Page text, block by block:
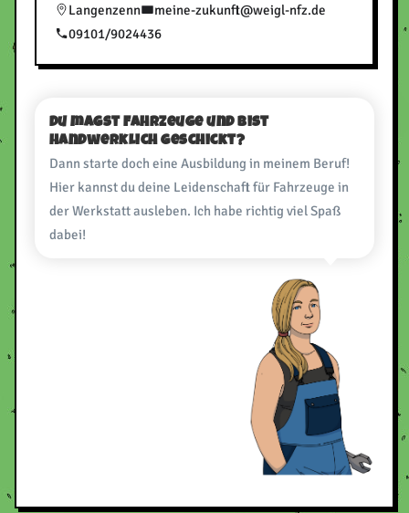
Langenzenn
meine-zukunft@weigl-nfz.de
09101/9024436
Du magst Fahrzeuge und bist
handwerklich geschickt?
Dann starte doch eine Ausbildung in meinem Beruf!
Hier kannst du deine Leidenschaft für Fahrzeuge in
der Werkstatt ausleben. Ich habe richtig viel Spaß
dabei!